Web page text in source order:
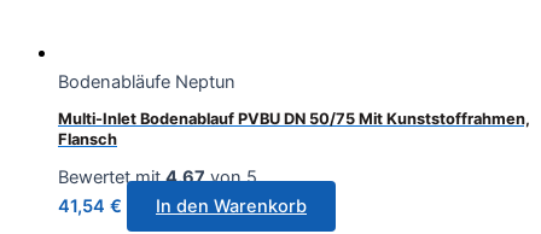
Bodenabläufe Neptun
Multi-Inlet Bodenablauf PVBU DN 50/75 Mit Kunststoffrahmen,
Flansch
Bewertet mit4.67von 5
41,54 € In den Warenkorb